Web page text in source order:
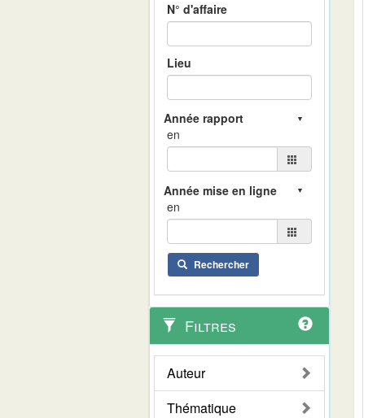
N° d'affaire
Lieu
en
en
Rechercher
Filtres
Auteur
Thématique